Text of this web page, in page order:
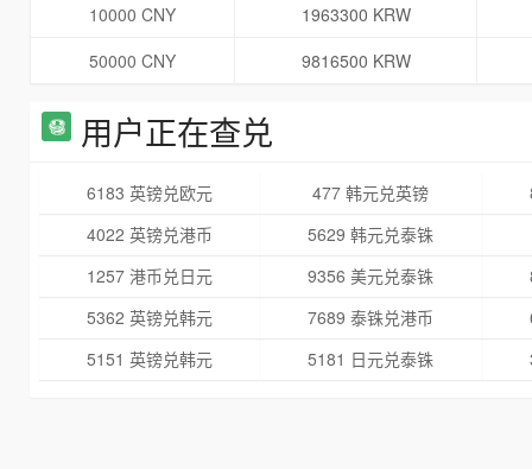
10000 CNY
1963300 KRW
50000 CNY
9816500 KRW
用户正在查兑
6183 英镑兑欧元 477 韩元兑英镑
4022 英镑兑港币
5629 韩元兑泰铢
1257 港币兑日元
9356 美元兑泰铢
5362 英镑兑韩元
7689 泰铢兑港币
5151 英镑兑韩元
5181 日元兑泰铢